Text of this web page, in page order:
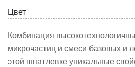
Цвет
Комбинация
микрочастиц и смеси базовых и
этой шпатлевке уникальные